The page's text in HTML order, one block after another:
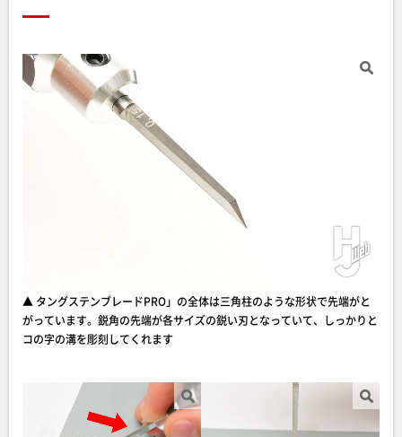
▲ タングステンブレードPRO」の全体は三角柱のような形状で先端がと
がっています。鋭角の先端が各サイズの鋭い刃となっていて、しっかりと
コの字の溝を彫刻してくれます